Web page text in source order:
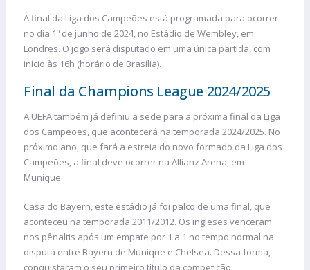
A final da Liga dos Campeões está programada para ocorrer
no dia 1º de junho de 2024, no Estádio de Wembley, em
Londres. O jogo será disputado em uma única partida, com
início às 16h (horário de Brasília).
Final da Champions League 2024/2025
A UEFA também já definiu a sede para a próxima final da Liga
dos Campeões, que acontecerá na temporada 2024/2025. No
próximo ano, que fará a estreia do novo formado da Liga dos
Campeões, a final deve ocorrer na Allianz Arena, em
Munique.
Casa do Bayern, este estádio já foi palco de uma final, que
aconteceu na temporada 2011/2012. Os ingleses venceram
nos pênaltis após um empate por 1 a 1 no tempo normal na
disputa entre Bayern de Munique e Chelsea. Dessa forma,
conquistaram o seu primeiro título da competição.